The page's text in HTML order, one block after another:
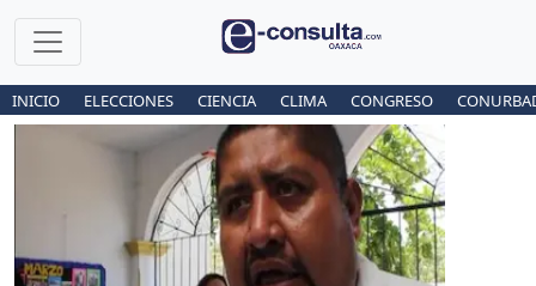
INICIO ELECCIONES CIENCIA CLIMA CONGRESO